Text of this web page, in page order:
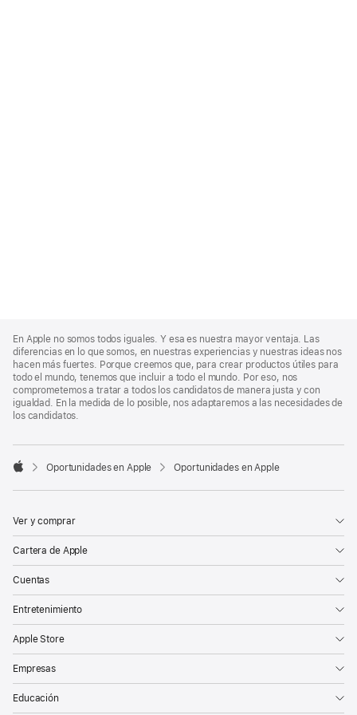
Footer
En Apple no somos todos iguales. Y esa es nuestra mayor ventaja. Las
diferencias en lo que somos, en nuestras experiencias y nuestras ideas nos
hacen más fuertes. Porque creemos que, para crear productos útiles para
todo el mundo, tenemos que incluir a todo el mundo. Por eso, nos
comprometemos a tratar a todos los candidatos de manera justa y con
igualdad. En la medida de lo posible, nos adaptaremos a las necesidades de
los candidatos.

Oportunidades en Apple Oportunidades en Apple
Ver y comprar
Cartera de Apple
Cuentas
Entretenimiento
Apple Store
Empresas
Educación